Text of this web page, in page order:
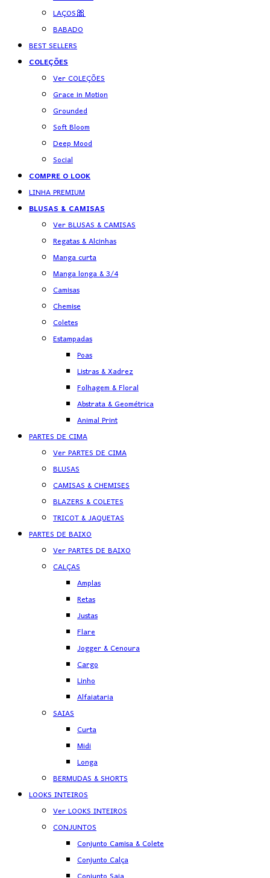
LAÇOS🎀
BABADO
BEST SELLERS
COLEÇÕES
Ver COLEÇÕES
Grace in Motion
Grounded
Soft Bloom
Deep Mood
Social
COMPRE O LOOK
LINHA PREMIUM
BLUSAS & CAMISAS
Ver BLUSAS & CAMISAS
Regatas & Alcinhas
Manga curta
Manga longa & 3/4
Camisas
Chemise
Coletes
Estampadas
Poas
Listras & Xadrez
Folhagem & Floral
Abstrata & Geométrica
Animal Print
PARTES DE CIMA
Ver PARTES DE CIMA
BLUSAS
CAMISAS & CHEMISES
BLAZERS & COLETES
TRICOT & JAQUETAS
PARTES DE BAIXO
Ver PARTES DE BAIXO
CALÇAS
Amplas
Retas
Justas
Flare
Jogger & Cenoura
Cargo
Linho
Alfaiataria
SAIAS
Curta
Midi
Longa
BERMUDAS & SHORTS
LOOKS INTEIROS
Ver LOOKS INTEIROS
CONJUNTOS
Conjunto Camisa & Colete
Conjunto Calça